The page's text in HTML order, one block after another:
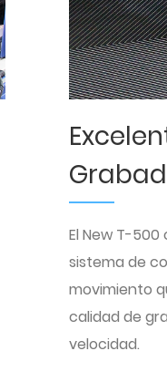
El New T-
sistema de
movimiento
calidad de
velocidad.